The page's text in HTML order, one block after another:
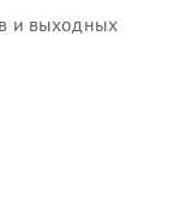
и выходных